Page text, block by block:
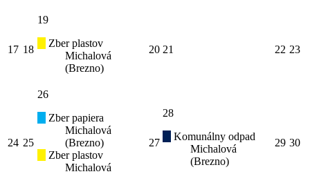
17 18
19
Zber plastov
Michalová
(Brezno)
20 21 22 23
24 25
26
Zber papiera
Michalová
(Brezno)
Zber plastov
Michalová
27
28
Komunálny odpad
Michalová
(Brezno)
29 30